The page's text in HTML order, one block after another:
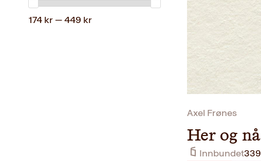
174 kr — 449 kr
Axel Frønes
Her og nå
Innbundet339